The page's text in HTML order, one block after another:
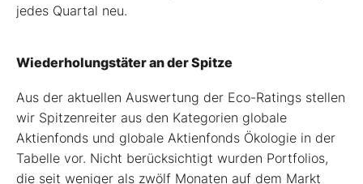
jedes Quartal neu.
Wiederholungstäter an der Spitze
Aus der aktuellen Auswertung der Eco-Ratings stellen
wir Spitzenreiter aus den Kategorien globale
Aktienfonds und globale Aktienfonds Ökologie in der
Tabelle vor. Nicht berücksichtigt wurden Portfolios,
die seit weniger als zwölf Monaten auf dem Markt